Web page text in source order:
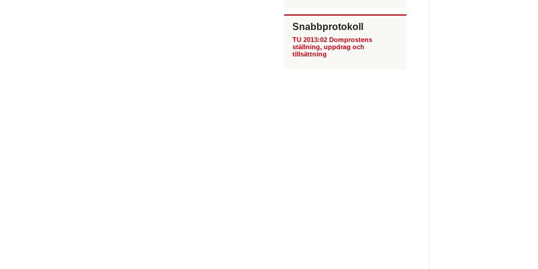
Snabbprotokoll
TU 2013:02 Domprostens
ställning, uppdrag och
tillsättning